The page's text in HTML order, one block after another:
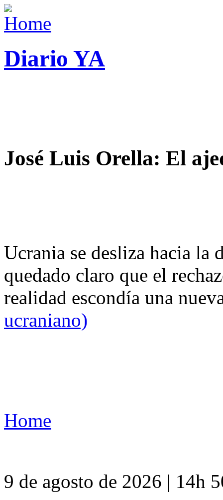
Diario YA
José Luis Orella: El
Ucrania se desliza hacia
quedado claro que el
realidad escondía una
ucraniano)
Home
9 de agosto de 2026 | 14h